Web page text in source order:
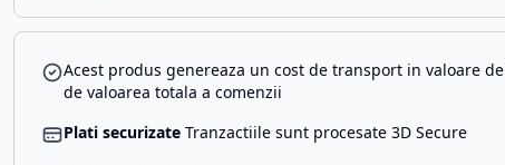
Acest produs genereaza un cost de transport in valoare de
de valoarea totala a comenzii
Plati securizate Tranzactiile sunt procesate 3D Secure